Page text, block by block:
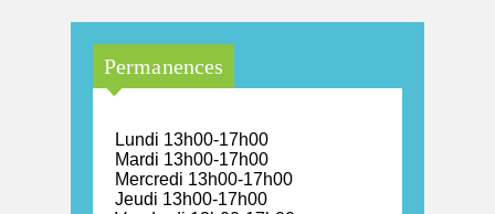
Permanences
Lundi 13h00-17h00
Mardi 13h00-17h00
Mercredi 13h00-17h00
Jeudi 13h00-17h00